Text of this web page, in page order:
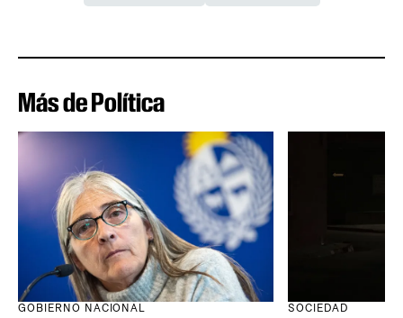
Más de Política
GOBIERNO NACIONAL SOCIEDAD